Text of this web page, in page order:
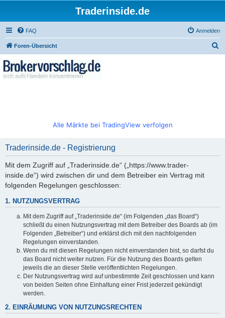
Traderinside.de
FAQ Anmelden
Foren-Übersicht
Alle Märkte bei TradingView verfolgen
Traderinside.de - Registrierung
Mit dem Zugriff auf „Traderinside.de“ („https://www.trader-
inside.de“) wird zwischen dir und dem Betreiber ein Vertrag mit
folgenden Regelungen geschlossen:
1. NUTZUNGSVERTRAG
Mit dem Zugriff auf „Traderinside.de“ (im Folgenden „das Board“)
schließt du einen Nutzungsvertrag mit dem Betreiber des Boards ab (im
Folgenden „Betreiber“) und erklärst dich mit den nachfolgenden
Regelungen einverstanden.
Wenn du mit diesen Regelungen nicht einverstanden bist, so darfst du
das Board nicht weiter nutzen. Für die Nutzung des Boards gelten
jeweils die an dieser Stelle veröffentlichten Regelungen.
Der Nutzungsvertrag wird auf unbestimmte Zeit geschlossen und kann
von beiden Seiten ohne Einhaltung einer Frist jederzeit gekündigt
werden.
2. EINRÄUMUNG VON NUTZUNGSRECHTEN